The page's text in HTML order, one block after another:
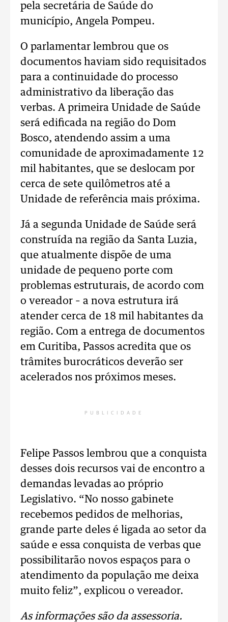
pela secretária de Saúde do
município, Angela Pompeu.
O parlamentar lembrou que os
documentos haviam sido requisitados
para a continuidade do processo
administrativo da liberação das
verbas. A primeira Unidade de Saúde
será edificada na região do Dom
Bosco, atendendo assim a uma
comunidade de aproximadamente 12
mil habitantes, que se deslocam por
cerca de sete quilômetros até a
Unidade de referência mais próxima.
Já a segunda Unidade de Saúde será
construída na região da Santa Luzia,
que atualmente dispõe de uma
unidade de pequeno porte com
problemas estruturais, de acordo com
o vereador – a nova estrutura irá
atender cerca de 18 mil habitantes da
região. Com a entrega de documentos
em Curitiba, Passos acredita que os
trâmites burocráticos deverão ser
acelerados nos próximos meses.
PUBLICIDADE
Felipe Passos lembrou que a conquista
desses dois recursos vai de encontro a
demandas levadas ao próprio
Legislativo. “No nosso gabinete
recebemos pedidos de melhorias,
grande parte deles é ligada ao setor da
saúde e essa conquista de verbas que
possibilitarão novos espaços para o
atendimento da população me deixa
muito feliz”, explicou o vereador.
As informações são da assessoria.